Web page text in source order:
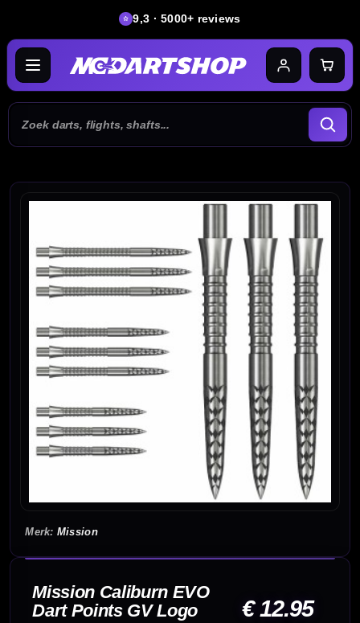
9,3 · 5000+ reviews
Mission
Mission Caliburn EVO
Dart Points GV Logo
€ 12.95